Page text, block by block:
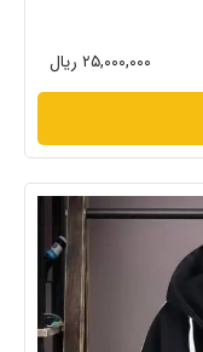
۲۵,۰۰۰,۰۰۰ ریال